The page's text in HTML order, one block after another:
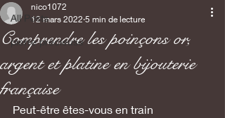
All Posts
pierre précieuse
Comprendre les poinçons or,
argent et platine en bijouterie
française
nico1072
12 mars 2022 5 min de lecture
Peut-être êtes-vous en train